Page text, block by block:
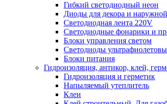
Гибкий светодиодный неон
Диоды для декора и
Светодиодная лента 220V
Светодиодные фонарики и
Блоки управления светом
Светодиоды
Блоки питания
Гидроизоляция, антикор, клей,
Гидроизоляция и герметик
Напыляемый утеплитель
Клеи